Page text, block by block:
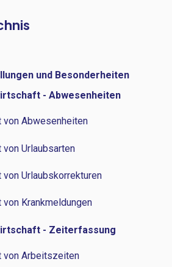
und Besonderheiten
- Abwesenheiten
von Abwesenheiten
von Urlaubsarten
von Urlaubskorrekturen
von Krankmeldungen
- Zeiterfassung
von Arbeitszeiten